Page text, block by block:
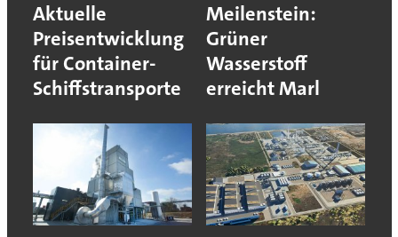
Aktuelle
Preisentwicklung
für Container-
Schiffstransporte
Meilenstein:
Grüner
Wasserstoff
erreicht Marl